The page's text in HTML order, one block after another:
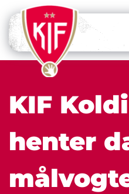
KIF
henter